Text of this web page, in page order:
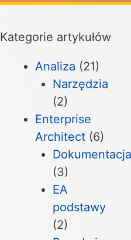
Kategorie artykułów
Analiza (21)
Narzędzia
(2)
Enterprise
Architect (6)
Dokumentacja
(3)
EA
podstawy
(2)